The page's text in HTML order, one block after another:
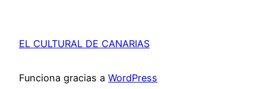
EL CULTURAL DE CANARIAS
Funciona gracias a WordPress